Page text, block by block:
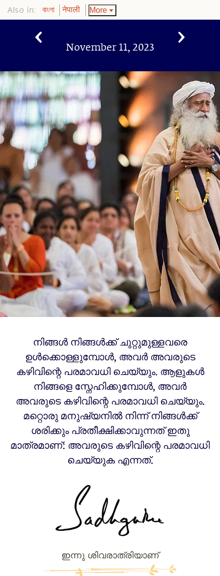
Also in: বাংলা नेपाली More
November 11, 2023
നിങ്ങൾ നിങ്ങൾക്ക് ചുറ്റുമുള്ളവരെ
ഉൾക്കൊള്ളുമ്പോൾ, അവർ അവരുടെ
കഴിവിന്റെ പരമാവധി ചെയ്യും. ആളുകൾ
നിങ്ങളെ സ്നേഹിക്കുമ്പോൾ, അവർ
അവരുടെ കഴിവിന്റെ പരമാവധി ചെയ്യും.
മറ്റൊരു മനുഷ്യനിൽ നിന്ന് നിങ്ങൾക്ക്
ശരിക്കും പ്രതീക്ഷിക്കാവുന്നത് ഇതു
മാത്രമാണ്: അവരുടെ കഴിവിന്റെ പരമാവധി
ചെയ്യുക എന്നത്.
ഇന്നു ശിവരാത്രിയാണ്